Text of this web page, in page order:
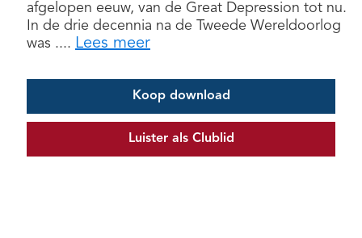
afgelopen eeuw, van de Great Depression tot nu.
In de drie decennia na de Tweede Wereldoorlog
was .... Lees meer
Koop download
Luister als Clublid